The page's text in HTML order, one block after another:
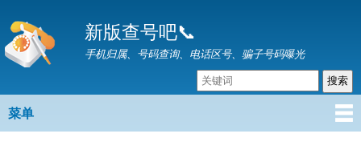
转
到
要
容
新版查号吧📞
手机归属、号码查询、电话区号、骗子号码曝光
主菜单
菜单